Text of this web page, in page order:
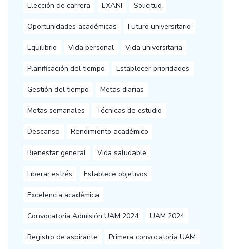
Elección de carrera EXANI Solicitud
Oportunidades académicas Futuro universitario
Equilibrio Vida personal Vida universitaria
Planificación del tiempo Establecer prioridades
Gestión del tiempo Metas diarias
Metas semanales Técnicas de estudio
Descanso Rendimiento académico
Bienestar general Vida saludable
Liberar estrés Establece objetivos
Excelencia académica
Convocatoria Admisión UAM 2024 UAM 2024
Registro de aspirante Primera convocatoria UAM